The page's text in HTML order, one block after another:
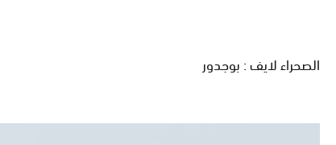
الصحراء لايف : بوجدور